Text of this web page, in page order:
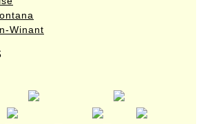
Winant